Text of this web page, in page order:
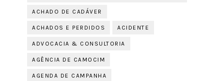
ACHADO DE CADÁVER
ACHADOS E PERDIDOS ACIDENTE
ADVOCACIA & CONSULTORIA
AGÊNCIA DE CAMOCIM
AGENDA DE CAMPANHA